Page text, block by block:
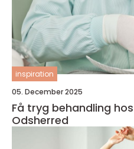
inspiration
05. December 2025
Få tryg behandling
Odsherred